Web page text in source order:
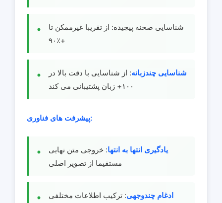
شناسایی صحنه پیچیده: از تقریبا غیرممکن تا
۹۰٪+
شناسایی چندزبانه: از شناسایی با دقت بالا در
۱۰۰+ زبان پشتیبانی می کند
پیشرفت های فناوری:
یادگیری انتها به انتها: خروجی متن نهایی
مستقیما از تصویر اصلی
ادغام چندوجهی: ترکیب اطلاعات مختلفی